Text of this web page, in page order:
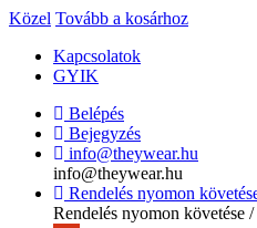
Közel Tovább a kosárhoz
Kapcsolatok
GYIK
Belépés
Bejegyzés
info@theywear.hu
info@theywear.hu
Rendelés nyomon
Rendelés nyomon követése